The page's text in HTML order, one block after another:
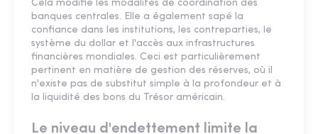
Cela modifie les modalités de coordination des
banques centrales. Elle a également sapé la
confiance dans les institutions, les contreparties, le
système du dollar et l'accès aux infrastructures
financières mondiales. Ceci est particulièrement
pertinent en matière de gestion des réserves, où il
n'existe pas de substitut simple à la profondeur et à
la liquidité des bons du Trésor américain.
Le niveau d'endettement limite la